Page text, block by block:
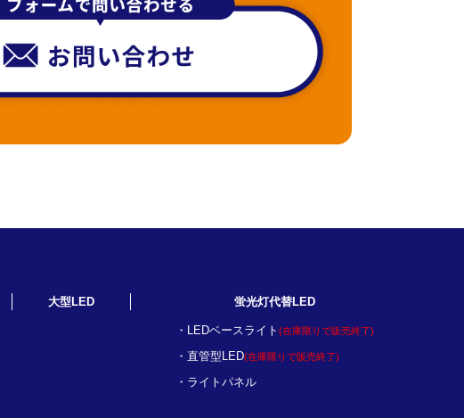
大型LED 蛍光灯代替LED
LEDベースライト (在庫限りで販売終了)
直管型LED(在庫限りで販売終了)
ライトパネル